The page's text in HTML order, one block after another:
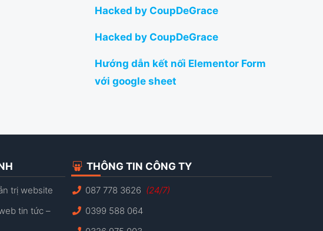
Hacked by CoupDeGrace
Hacked by CoupDeGrace
Hướng dẫn kết nối Elementor Form
với google sheet
trị website
tin tức –
THÔNG TIN CÔNG TY
087 778 3626 (24/7)
0399 588 064